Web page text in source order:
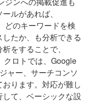
ルがあれば、
どのキーワードを検
たか、も分析できる
をすることで、
クロトでは、Google
ャー、サーチコンソ
ります。対応が難し
て、ベーシックな設